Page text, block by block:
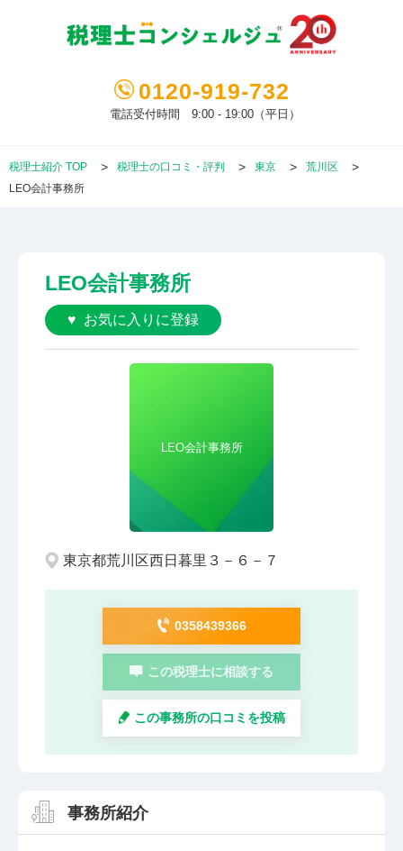
0120-919-732
電話受付時間 9:00 - 19:00（平日）
税理士紹介 TOP 税理士の口コミ・評判 東京
荒川区
LEO会計事務所
LEO会計事務所
お気に入りに登録
LEO会計事務所
東京都荒川区西日暮里３－６－７
0358439366
この税理士に相談する
この事務所の口コミを投稿
事務所紹介